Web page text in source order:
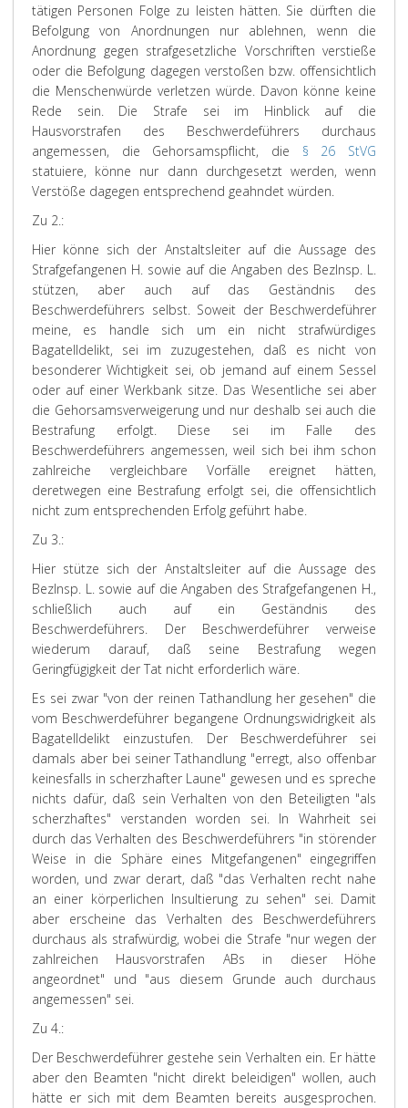
tätigen Personen Folge zu leisten hätten. Sie dürften die
Befolgung von Anordnungen nur ablehnen, wenn die
Anordnung gegen strafgesetzliche Vorschriften verstieße
oder die Befolgung dagegen verstoßen bzw. offensichtlich
die Menschenwürde verletzen würde. Davon könne keine
Rede sein. Die Strafe sei im Hinblick auf die
Hausvorstrafen des Beschwerdeführers durchaus
angemessen, die Gehorsamspflicht, die § 26 StVG
statuiere, könne nur dann durchgesetzt werden, wenn
Verstöße dagegen entsprechend geahndet würden.
Zu 2.:
Hier könne sich der Anstaltsleiter auf die Aussage des
Strafgefangenen H. sowie auf die Angaben des BezInsp. L.
stützen, aber auch auf das Geständnis des
Beschwerdeführers selbst. Soweit der Beschwerdeführer
meine, es handle sich um ein nicht strafwürdiges
Bagatelldelikt, sei im zuzugestehen, daß es nicht von
besonderer Wichtigkeit sei, ob jemand auf einem Sessel
oder auf einer Werkbank sitze. Das Wesentliche sei aber
die Gehorsamsverweigerung und nur deshalb sei auch die
Bestrafung erfolgt. Diese sei im Falle des
Beschwerdeführers angemessen, weil sich bei ihm schon
zahlreiche vergleichbare Vorfälle ereignet hätten,
deretwegen eine Bestrafung erfolgt sei, die offensichtlich
nicht zum entsprechenden Erfolg geführt habe.
Zu 3.:
Hier stütze sich der Anstaltsleiter auf die Aussage des
BezInsp. L. sowie auf die Angaben des Strafgefangenen H.,
schließlich auch auf ein Geständnis des
Beschwerdeführers. Der Beschwerdeführer verweise
wiederum darauf, daß seine Bestrafung wegen
Geringfügigkeit der Tat nicht erforderlich wäre.
Es sei zwar "von der reinen Tathandlung her gesehen" die
vom Beschwerdeführer begangene Ordnungswidrigkeit als
Bagatelldelikt einzustufen. Der Beschwerdeführer sei
damals aber bei seiner Tathandlung "erregt, also offenbar
keinesfalls in scherzhafter Laune" gewesen und es spreche
nichts dafür, daß sein Verhalten von den Beteiligten "als
scherzhaftes" verstanden worden sei. In Wahrheit sei
durch das Verhalten des Beschwerdeführers "in störender
Weise in die Sphäre eines Mitgefangenen" eingegriffen
worden, und zwar derart, daß "das Verhalten recht nahe
an einer körperlichen Insultierung zu sehen" sei. Damit
aber erscheine das Verhalten des Beschwerdeführers
durchaus als strafwürdig, wobei die Strafe "nur wegen der
zahlreichen Hausvorstrafen ABs in dieser Höhe
angeordnet" und "aus diesem Grunde auch durchaus
angemessen" sei.
Zu 4.:
Der Beschwerdeführer gestehe sein Verhalten ein. Er hätte
aber den Beamten "nicht direkt beleidigen" wollen, auch
hätte er sich mit dem Beamten bereits ausgesprochen.